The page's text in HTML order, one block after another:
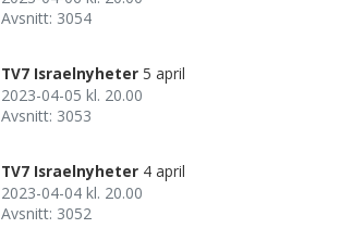
Avsnitt: 3054
TV7 Israelnyheter 5 april
2023-04-05 kl. 20.00
Avsnitt: 3053
TV7 Israelnyheter 4 april
2023-04-04 kl. 20.00
Avsnitt: 3052